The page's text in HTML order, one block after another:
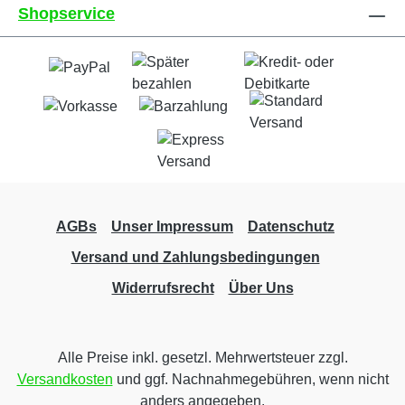
und 100% lösungsmittelfrei• PVC Frontlit
Banner, Planenmaterial, 510g/qm•
Brandschutzklasse B1 Zertifizierung, schwer
entflammbar• umweltfreundlicher Latex-
Digitaldruck 1440dpi• fotorealistischer Druck•
100% wetterfest + UV-beständig,
wiederverwendbar• wasserbeständig• für den
Außenbereich und Innenbereich•
Shopservice
AGBs Unser Impressum
Datenschutz
Versand und Zahlungsbedingungen
Widerrufsrecht
Über Uns
Alle Preise inkl. gesetzl. Mehrwertsteuer zzgl.
Versandkosten und ggf. Nachnahmegebühren, wenn nicht
anders angegeben.